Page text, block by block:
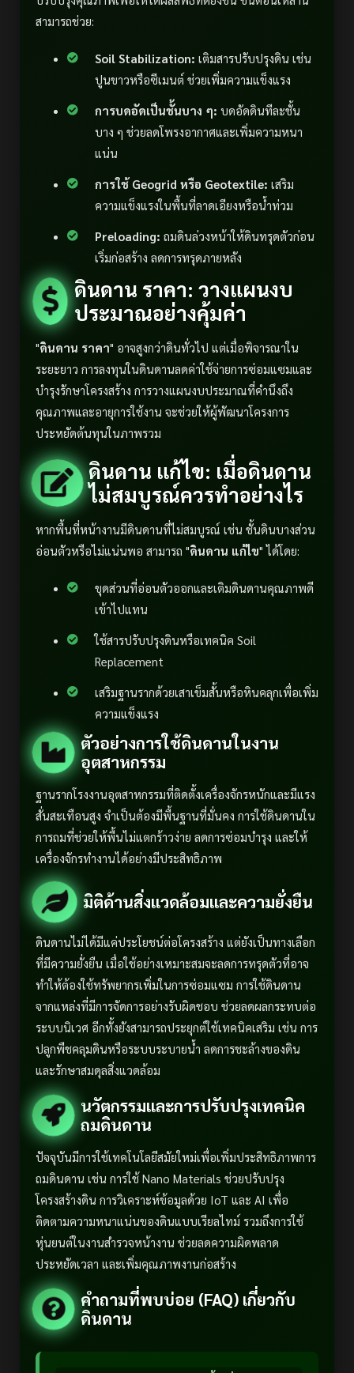
สามารถช่วย:
Soil Stabilization: เติมสารปรับปรุงดิน เช่น
ปูนขาวหรือซีเมนต์ ช่วยเพิ่มความแข็งแรง
การบดอัดเป็นชั้นบาง ๆ: บดอัดดินทีละชั้น
บาง ๆ ช่วยลดโพรงอากาศและเพิ่มความหนา
แน่น
การใช้ Geogrid หรือ Geotextile: เสริม
ความแข็งแรงในพื้นที่ลาดเอียงหรือน้ำท่วม
Preloading: ถมดินล่วงหน้าให้ดินทรุดตัวก่อน
เริ่มก่อสร้าง ลดการทรุดภายหลัง
ดินดาน ราคา: วางแผนงบ
ประมาณอย่างคุ้มค่า
"ดินดาน ราคา" อาจสูงกว่าดินทั่วไป แต่เมื่อพิจารณาใน
ระยะยาว การลงทุนในดินดานลดค่าใช้จ่ายการซ่อมแซมและ
บำรุงรักษาโครงสร้าง การวางแผนงบประมาณที่คำนึงถึง
คุณภาพและอายุการใช้งาน จะช่วยให้ผู้พัฒนาโครงการ
ประหยัดต้นทุนในภาพรวม
ดินดาน แก้ไข: เมื่อดินดาน
ไม่สมบูรณ์ควรทำอย่างไร
หากพื้นที่หน้างานมีดินดานที่ไม่สมบูรณ์ เช่น ชั้นดินบางส่วน
อ่อนตัวหรือไม่แน่นพอ สามารถ "ดินดาน แก้ไข" ได้โดย:
ขุดส่วนที่อ่อนตัวออกและเติมดินดานคุณภาพดี
เข้าไปแทน
ใช้สารปรับปรุงดินหรือเทคนิค Soil
Replacement
เสริมฐานรากด้วยเสาเข็มสั้นหรือหินคลุกเพื่อเพิ่ม
ความแข็งแรง
ตัวอย่างการใช้ดินดานในงาน
อุตสาหกรรม
ฐานรากโรงงานอุตสาหกรรมที่ติดตั้งเครื่องจักรหนักและมีแรง
สั่นสะเทือนสูง จำเป็นต้องมีพื้นฐานที่มั่นคง การใช้ดินดานใน
การถมที่ช่วยให้พื้นไม่แตกร้าวง่าย ลดการซ่อมบำรุง และให้
เครื่องจักรทำงานได้อย่างมีประสิทธิภาพ
มิติด้านสิ่งแวดล้อมและความยั่งยืน
ดินดานไม่ได้มีแค่ประโยชน์ต่อโครงสร้าง แต่ยังเป็นทางเลือก
ที่มีความยั่งยืน เมื่อใช้อย่างเหมาะสมจะลดการทรุดตัวที่อาจ
ทำให้ต้องใช้ทรัพยากรเพิ่มในการซ่อมแซม การใช้ดินดาน
จากแหล่งที่มีการจัดการอย่างรับผิดชอบ ช่วยลดผลกระทบต่อ
ระบบนิเวศ อีกทั้งยังสามารถประยุกต์ใช้เทคนิคเสริม เช่น การ
ปลูกพืชคลุมดินหรือระบบระบายน้ำ ลดการชะล้างของดิน
และรักษาสมดุลสิ่งแวดล้อม
นวัตกรรมและการปรับปรุงเทคนิค
ถมดินดาน
ปัจจุบันมีการใช้เทคโนโลยีสมัยใหม่เพื่อเพิ่มประสิทธิภาพการ
ถมดินดาน เช่น การใช้ Nano Materials ช่วยปรับปรุง
โครงสร้างดิน การวิเคราะห์ข้อมูลด้วย IoT และ AI เพื่อ
ติดตามความหนาแน่นของดินแบบเรียลไทม์ รวมถึงการใช้
หุ่นยนต์ในงานสำรวจหน้างาน ช่วยลดความผิดพลาด
ประหยัดเวลา และเพิ่มคุณภาพงานก่อสร้าง
คำถามที่พบบ่อย (FAQ) เกี่ยวกับ
ดินดาน